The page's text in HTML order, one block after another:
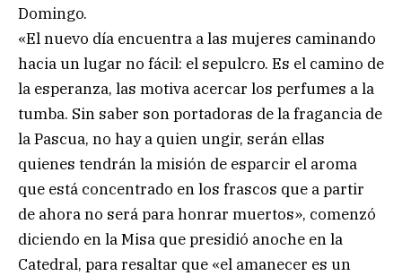
Domingo.
«El nuevo día encuentra a las mujeres caminando
hacia un lugar no fácil: el sepulcro. Es el camino de
la esperanza, las motiva acercar los perfumes a la
tumba. Sin saber son portadoras de la fragancia de
la Pascua, no hay a quien ungir, serán ellas
quienes tendrán la misión de esparcir el aroma
que está concentrado en los frascos que a partir
de ahora no será para honrar muertos», comenzó
diciendo en la Misa que presidió anoche en la
Catedral, para resaltar que «el amanecer es un